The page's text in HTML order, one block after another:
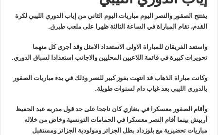
مغلقة
يفتتح الصقور والنصر اليوم مباريات اليوم الثاني من إياب الدوري الليبي لكرة
القدم،تقام المباراة في الساعة الثالثة ظهرا على ملعبطبرق.
واستعد الفريقان للمباراة الاولى الاستعداد الامثل وقد أجرى كل منهما
تحويرات كبيرة في قائمة اللاعبين المحليين والاجانب استعدادا لسباق الدوري.
وكانت مباراة الذهاب قد انتهت بفوز كبير للنصر وذلك في بدء مباريات الصقور
بالدوري الليبي بعد غياب دام لسنوات طويلة.
وأقام الصقور معسكرا في بنغازي كان ناجحا على حد قول مدربه عبد الحفيظ
أربيش بينما أقام النصر معسكرا في الحمامات التونسية وخاض من خلاله
مباريات تحضيرية مع بلوزداد بطل الجزائر ومولودية الجزائر ومستقبل